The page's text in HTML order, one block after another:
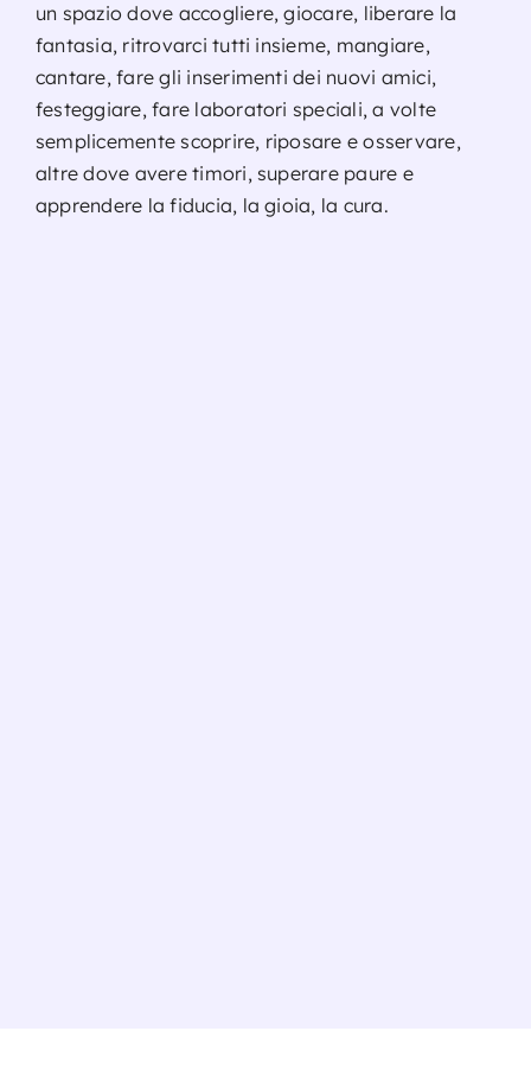
un spazio dove accogliere, giocare, liberare la
fantasia, ritrovarci tutti insieme, mangiare,
cantare, fare gli inserimenti dei nuovi amici,
festeggiare, fare laboratori speciali, a volte
semplicemente scoprire, riposare e osservare,
altre dove avere timori, superare paure e
apprendere la fiducia, la gioia, la cura.